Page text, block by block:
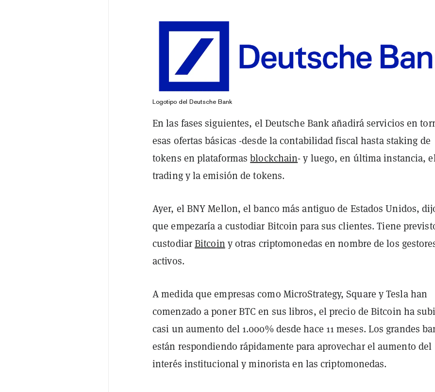
Logotipo del Deutsche Bank
En las fases siguientes, el Deutsche Bank añadirá servicios en
esas ofertas básicas -desde la contabilidad fiscal hasta staking de
tokens en plataformasblockchain- y luego, en última instancia,
trading y la emisión de tokens.
Ayer, el BNY Mellon, el banco más antiguo de Estados Unidos,
que empezaría a custodiar Bitcoin para sus clientes. Tiene
custodiarBitcoin y otras criptomonedas en nombre de los
activos.
A medida que empresas como MicroStrategy, Square y Tesla han
comenzado a poner BTC en sus libros, el precio de Bitcoin ha
casi un aumento del 1.000% desde hace 11 meses. Los grandes
están respondiendo rápidamente para aprovechar el aumento del
interés institucional y minorista en las criptomonedas.